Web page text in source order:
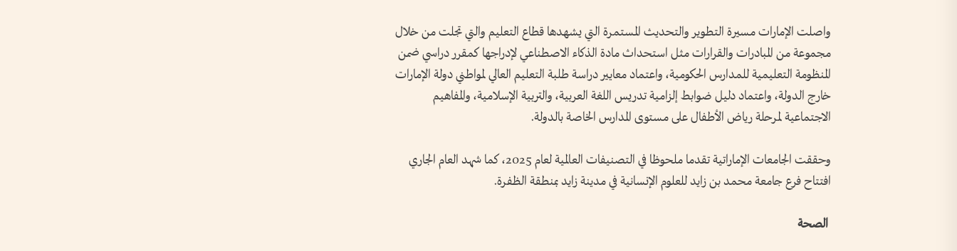
واصلت الإمارات مسيرة التطوير والتحديث المستمرة التي يشهدها قطاع التعليم والتي تجلت من خلال
مجموعة من المبادرات والقرارات مثل استحداث مادة الذكاء الاصطناعي لإدراجها كمقرر دراسي ضمن
المنظومة التعليمية للمدارس الحكومية، واعتماد معايير دراسة طلبة التعليم العالي لمواطني دولة الإمارات
خارج الدولة، واعتماد دليل ضوابط إلزامية تدريس اللغة العربية، والتربية الإسلامية، والمفاهيم
الاجتماعية لمرحلة رياض الأطفال على مستوى المدارس الخاصة بالدولة.
وحققت الجامعات الإماراتية تقدما ملحوظا في التصنيفات العالمية لعام 2025، كما شهد العام الجاري
افتتاح فرع جامعة محمد بن زايد للعلوم الإنسانية في مدينة زايد بمنطقة الظفرة.
الصحة